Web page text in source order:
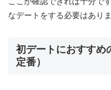
なデートをする必要はありま
初デートにおすすめ
定番）